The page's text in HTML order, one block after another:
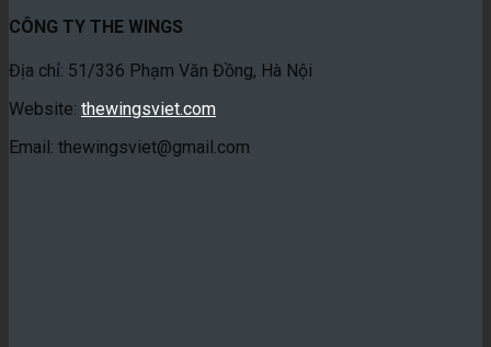
CÔNG TY THE WINGS
Địa chỉ: 51/336 Phạm Văn Đồng, Hà Nội
Website: thewingsviet.com
Email: thewingsviet@gmail.com